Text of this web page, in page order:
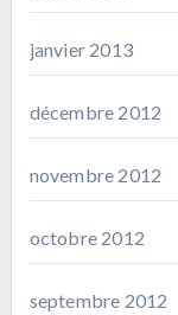
janvier 2013
décembre 2012
novembre 2012
octobre 2012
septembre 2012